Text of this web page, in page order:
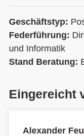
Geschäftstyp:
Federführung:
und Informatik
Stand Beratung:
Eingereicht
Alexander